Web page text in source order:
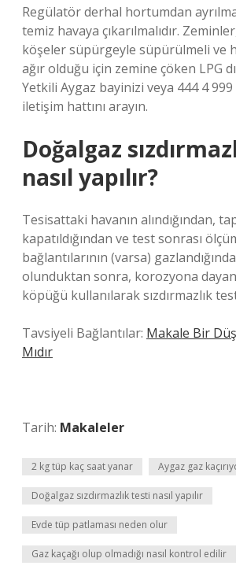
Regülatör derhal hortumdan
temiz havaya çıkarılmalıdır.
köşeler süpürgeyle süpürülmeli ve
ağır olduğu için zemine çöken LPG
Yetkili Aygaz bayinizi veya 444 4
iletişim hattını arayın.
Doğalgaz
nasıl yapılır?
Tesisattaki havanın alındığından,
kapatıldığından ve test sonrası
bağlantılarının (varsa)
olunduktan sonra, korozyona
köpüğü kullanılarak sızdırmazlık
Tavsiyeli Bağlantılar: Makale Bir
Mıdır
Tarih: Makaleler
2 kg tüp kaç saat yanar Aygaz gaz
Doğalgaz sızdırmazlık testi nasıl yapılır
Evde tüp patlaması neden olur
Gaz kaçağı olup olmadığı nasıl kontrol edilir